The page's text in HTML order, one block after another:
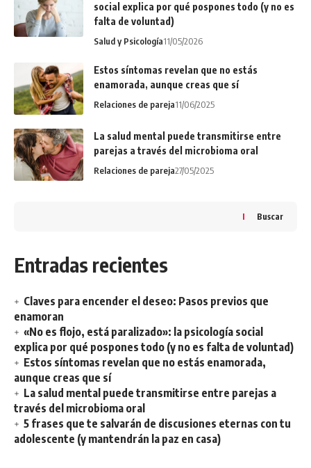
social explica por qué pospones todo (y no es
falta de voluntad)
Salud y Psicología11/05/2026
Estos síntomas revelan que no estás
enamorada, aunque creas que sí
Relaciones de pareja11/06/2025
La salud mental puede transmitirse entre
parejas a través del microbioma oral
Relaciones de pareja27/05/2025
Buscar
Entradas recientes
Claves para encender el deseo: Pasos previos que
enamoran
«No es flojo, está paralizado»: la psicología social
explica por qué pospones todo (y no es falta de voluntad)
Estos síntomas revelan que no estás enamorada,
aunque creas que sí
La salud mental puede transmitirse entre parejas a
través del microbioma oral
5 frases que te salvarán de discusiones eternas con tu
adolescente (y mantendrán la paz en casa)